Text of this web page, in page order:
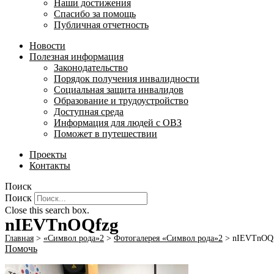
Наши достижения
Спасибо за помощь
Публичная отчетность
Новости
Полезная информация
Законодательство
Порядок получения инвалидности
Социальная защита инвалидов
Образование и трудоустройство
Доступная среда
Информация для людей с ОВЗ
Поможет в путешествии
Проекты
Контакты
Поиск
Поиск
Close this search box.
nIEVTnOQfzg
Главная > «Символ рода»2 > Фотогалерея «Символ рода»2 >
Помочь